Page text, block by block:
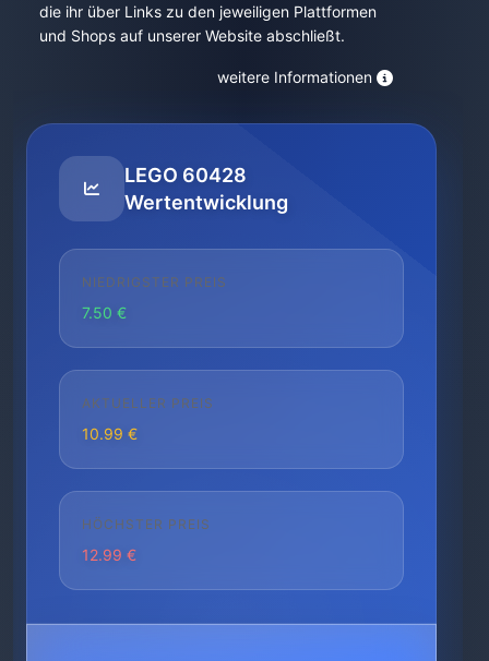
die ihr über Links zu den jeweiligen Plattformen
und Shops auf unserer Website abschließt.
weitere Informationen
LEGO 60428
Wertentwicklung
NIEDRIGSTER PREIS
7.50 €
AKTUELLER PREIS
10.99 €
HÖCHSTER PREIS
12.99 €